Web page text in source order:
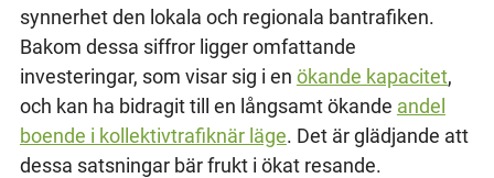
synnerhet den lokala och regionala bantrafiken.
Bakom dessa siffror ligger omfattande
investeringar, som visar sig i en ökande kapacitet,
och kan ha bidragit till en långsamt ökande andel
boende i kollektivtrafiknär läge. Det är glädjande att
dessa satsningar bär frukt i ökat resande.